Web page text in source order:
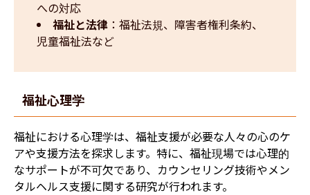
への対応
福祉と法律 ：福祉法規、障害者権利条約、
児童福祉法など
福祉心理学
福祉における心理学は、福祉支援が必要な人々の心のケ
アや支援方法を探求します。特に、福祉現場では心理的
なサポートが不可欠であり、カウンセリング技術やメン
タルヘルス支援に関する研究が行われます。